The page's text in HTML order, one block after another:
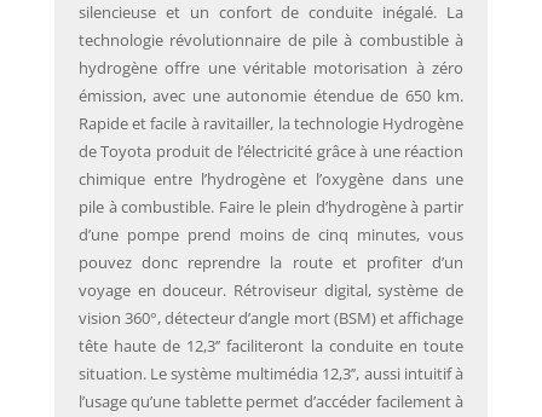
silencieuse et un confort de conduite inégalé. La
technologie révolutionnaire de pile à combustible à
hydrogène offre une véritable motorisation à zéro
émission, avec une autonomie étendue de 650 km.
Rapide et facile à ravitailler, la technologie Hydrogène
de Toyota produit de l’électricité grâce à une réaction
chimique entre l’hydrogène et l’oxygène dans une
pile à combustible. Faire le plein d’hydrogène à partir
d’une pompe prend moins de cinq minutes, vous
pouvez donc reprendre la route et profiter d’un
voyage en douceur. Rétroviseur digital, système de
vision 360°, détecteur d’angle mort (BSM) et affichage
tête haute de 12,3’’ faciliteront la conduite en toute
situation. Le système multimédia 12,3’’, aussi intuitif à
l’usage qu’une tablette permet d’accéder facilement à